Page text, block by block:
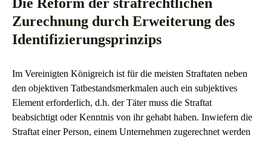
Zurechnung durch Erweiterung des
Identifizierungsprinzips
Im Vereinigten Königreich ist für die meisten Straftaten neben
den objektiven Tatbestandsmerkmalen auch ein subjektives
Element erforderlich, d.h. der Täter muss die Straftat
beabsichtigt oder Kenntnis von ihr gehabt haben. Inwiefern die
Straftat einer Person, einem Unternehmen zugerechnet werden